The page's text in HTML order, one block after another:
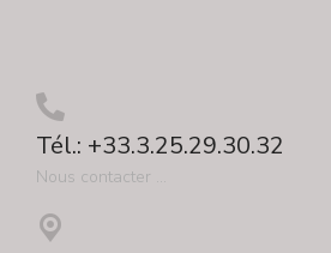
Tél.: +33.3.25.29.30.32
Nous contacter ...